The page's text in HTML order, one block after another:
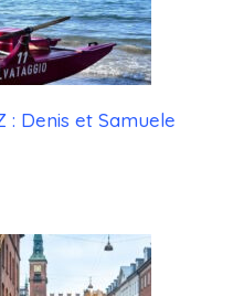
: Denis et Samuele